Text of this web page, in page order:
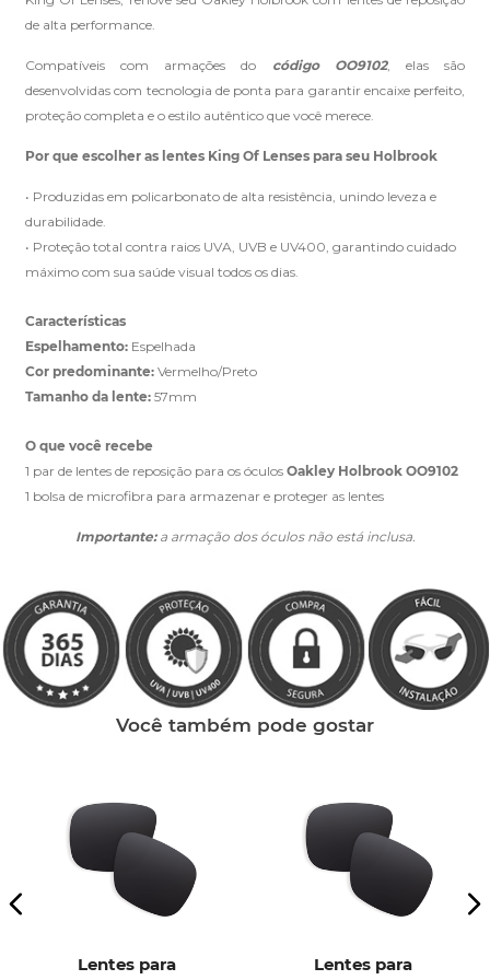
Clique aquie peça ajuda dos nossos especialistas.
de alta performance.
Compatíveis com armações do código OO9102, elas são
desenvolvidas com tecnologia de ponta para garantir encaixe perfeito,
proteção completa e o estilo autêntico que você merece.
Por que escolher as lentes King Of Lenses para seu Holbrook
• Produzidas em policarbonato de alta resistência, unindo leveza e
durabilidade.
• Proteção total contra raios UVA, UVB e UV400, garantindo cuidado
máximo com sua saúde visual todos os dias.
Características
Espelhamento: Espelhada
Cor predominante: Vermelho/Preto
Tamanho da lente: 57mm
O que você recebe
1 par de lentes de reposição para os óculos Oakley Holbrook OO9102
1 bolsa de microfibra para armazenar e proteger as lentes
Importante:a armação dos óculos não está inclusa.
Você também pode gostar
Lentes para
Lentes para